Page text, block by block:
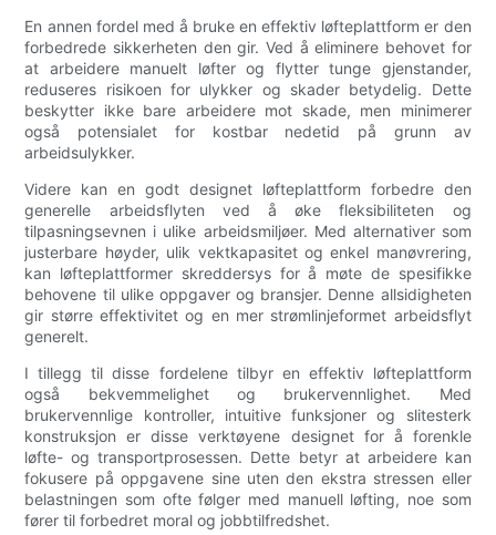
En annen fordel med å bruke en effektiv løfteplattform er den
forbedrede sikkerheten den gir. Ved å eliminere behovet for
at arbeidere manuelt løfter og flytter tunge gjenstander,
reduseres risikoen for ulykker og skader betydelig. Dette
beskytter ikke bare arbeidere mot skade, men minimerer
også potensialet for kostbar nedetid på grunn av
arbeidsulykker.
Videre kan en godt designet løfteplattform forbedre den
generelle arbeidsflyten ved å øke fleksibiliteten og
tilpasningsevnen i ulike arbeidsmiljøer. Med alternativer som
justerbare høyder, ulik vektkapasitet og enkel manøvrering,
kan løfteplattformer skreddersys for å møte de spesifikke
behovene til ulike oppgaver og bransjer. Denne allsidigheten
gir større effektivitet og en mer strømlinjeformet arbeidsflyt
generelt.
I tillegg til disse fordelene tilbyr en effektiv løfteplattform
også bekvemmelighet og brukervennlighet. Med
brukervennlige kontroller, intuitive funksjoner og slitesterk
konstruksjon er disse verktøyene designet for å forenkle
løfte- og transportprosessen. Dette betyr at arbeidere kan
fokusere på oppgavene sine uten den ekstra stressen eller
belastningen som ofte følger med manuell løfting, noe som
fører til forbedret moral og jobbtilfredshet.